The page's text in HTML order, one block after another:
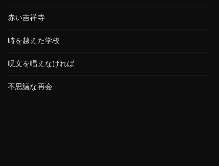
赤い吉祥寺
時を越えた学校
呪文を唱えなければ
不思議な再会